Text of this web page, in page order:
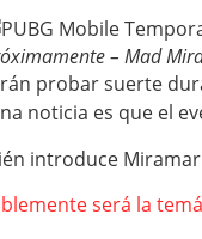
– Mad
probar suerte
noticia es que el
introduce
será la